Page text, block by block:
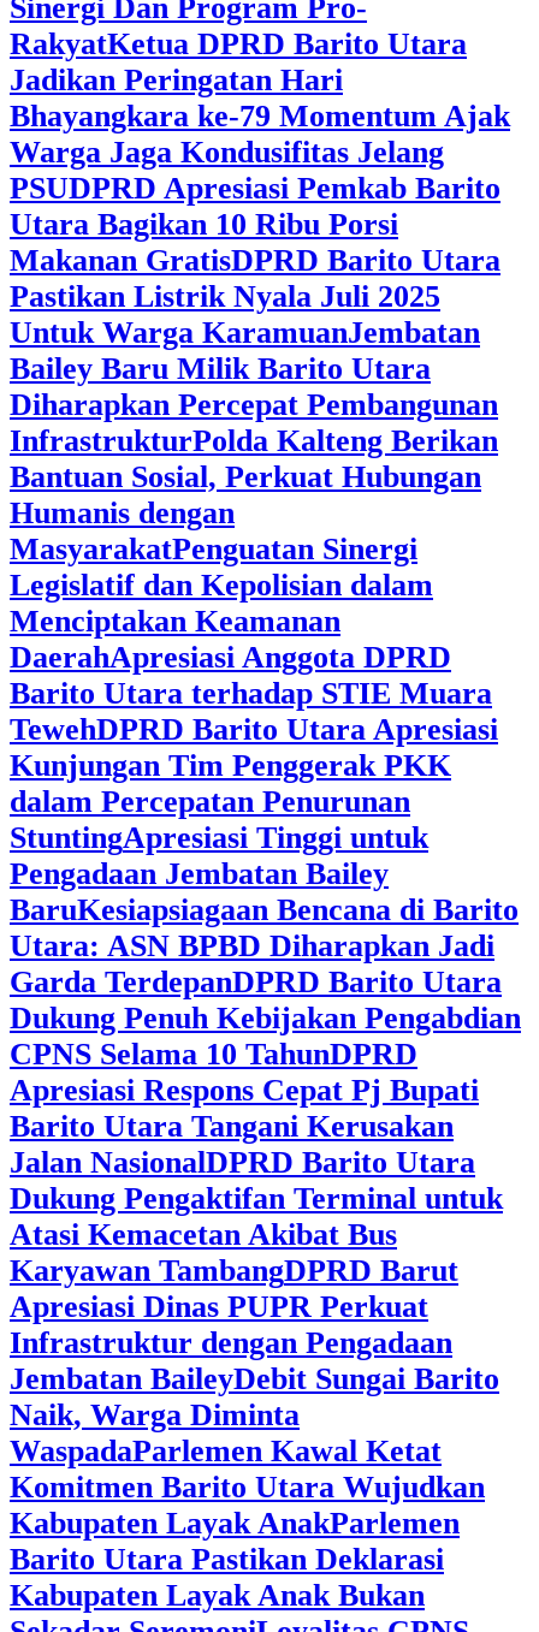
Sinergi Dan Program Pro-
RakyatKetua DPRD Barito Utara
Jadikan Peringatan Hari
Bhayangkara ke-79 Momentum Ajak
Warga Jaga Kondusifitas Jelang
PSUDPRD Apresiasi Pemkab Barito
Utara Bagikan 10 Ribu Porsi
Makanan GratisDPRD Barito Utara
Pastikan Listrik Nyala Juli 2025
Untuk Warga KaramuanJembatan
Bailey Baru Milik Barito Utara
Diharapkan Percepat Pembangunan
InfrastrukturPolda Kalteng Berikan
Bantuan Sosial, Perkuat Hubungan
Humanis dengan
MasyarakatPenguatan Sinergi
Legislatif dan Kepolisian dalam
Menciptakan Keamanan
DaerahApresiasi Anggota DPRD
Barito Utara terhadap STIE Muara
TewehDPRD Barito Utara Apresiasi
Kunjungan Tim Penggerak PKK
dalam Percepatan Penurunan
StuntingApresiasi Tinggi untuk
Pengadaan Jembatan Bailey
BaruKesiapsiagaan Bencana di Barito
Utara: ASN BPBD Diharapkan Jadi
Garda TerdepanDPRD Barito Utara
Dukung Penuh Kebijakan Pengabdian
CPNS Selama 10 TahunDPRD
Apresiasi Respons Cepat Pj Bupati
Barito Utara Tangani Kerusakan
Jalan NasionalDPRD Barito Utara
Dukung Pengaktifan Terminal untuk
Atasi Kemacetan Akibat Bus
Karyawan TambangDPRD Barut
Apresiasi Dinas PUPR Perkuat
Infrastruktur dengan Pengadaan
Jembatan BaileyDebit Sungai Barito
Naik, Warga Diminta
WaspadaParlemen Kawal Ketat
Komitmen Barito Utara Wujudkan
Kabupaten Layak AnakParlemen
Barito Utara Pastikan Deklarasi
Kabupaten Layak Anak Bukan